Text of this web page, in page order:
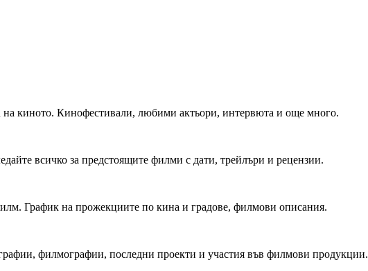
на киното. Кинофестивали, любими актьори, интервюта и още много.
всичко за предстоящите филми с дати, трейлъри и рецензии.
График на прожекциите по кина и градове, филмови описания.
филмографии, последни проекти и участия във филмови продукции.